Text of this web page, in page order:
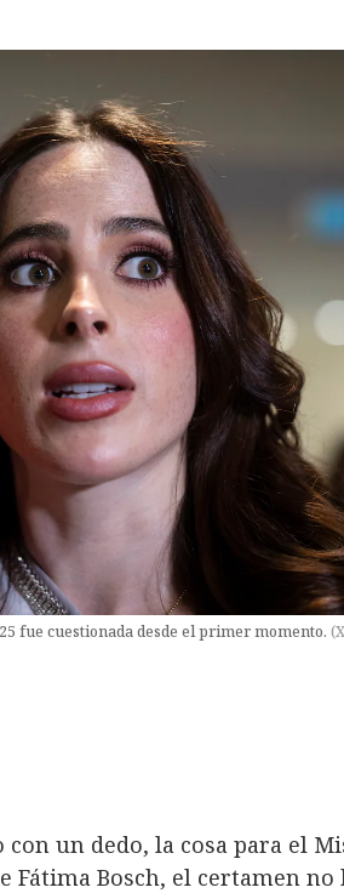
fue cuestionada desde el primer momento. (
un dedo, la cosa para el
Fátima Bosch, el certamen no